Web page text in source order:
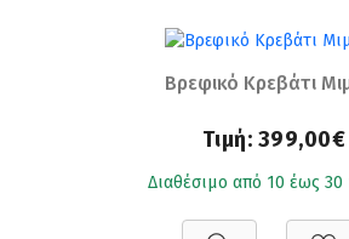
Βρεφικό Κρεβάτι
Τιμή: 399,00€
Διαθέσιμο από 10 έως 30